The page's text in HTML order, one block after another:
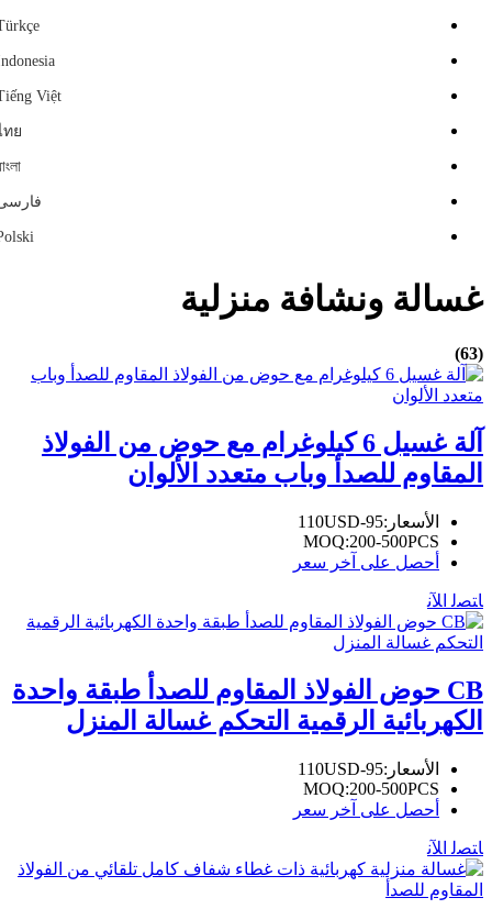
Türkçe
Indonesia
Tiếng Việt
ไทย
বাংলা
فارسی
Polski
غسالة ونشافة منزلية
(63)
آلة غسيل 6 كيلوغرام مع حوض من الفولاذ
المقاوم للصدأ وباب متعدد الألوان
الأسعار: 95-110USD
MOQ:200-500PCS
أحصل على آخر سعر
ﺎﺘﺼﻟ ﺍﻶﻧ
CB حوض الفولاذ المقاوم للصدأ طبقة واحدة
الكهربائية الرقمية التحكم غسالة المنزل
الأسعار: 95-110USD
MOQ:200-500PCS
أحصل على آخر سعر
ﺎﺘﺼﻟ ﺍﻶﻧ